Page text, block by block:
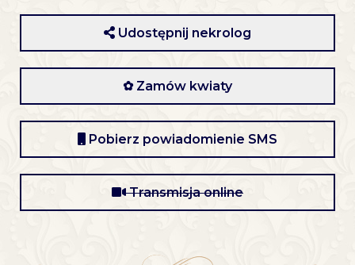
Udostępnij nekrolog
✿ Zamów kwiaty
Pobierz powiadomienie SMS
Transmisja online